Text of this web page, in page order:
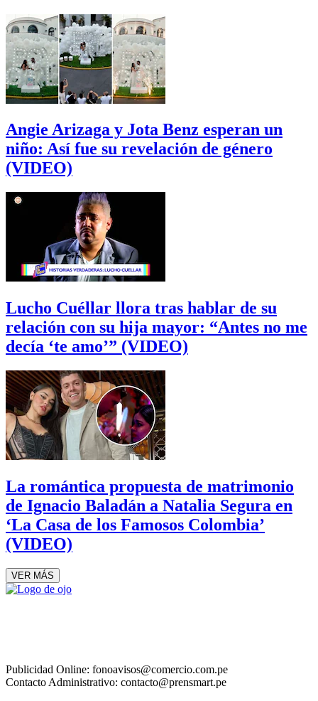
Angie Arizaga y Jota Benz esperan un
niño: Así fue su revelación de género
(VIDEO)
Lucho Cuéllar llora tras hablar de su
relación con su hija mayor: “Antes no me
decía ‘te amo’” (VIDEO)
La romántica propuesta de matrimonio
de Ignacio Baladán a Natalia Segura en
‘La Casa de los Famosos Colombia’
(VIDEO)
VER MÁS
Publicidad Online: fonoavisos@comercio.com.pe
Contacto Administrativo: contacto@prensmart.pe